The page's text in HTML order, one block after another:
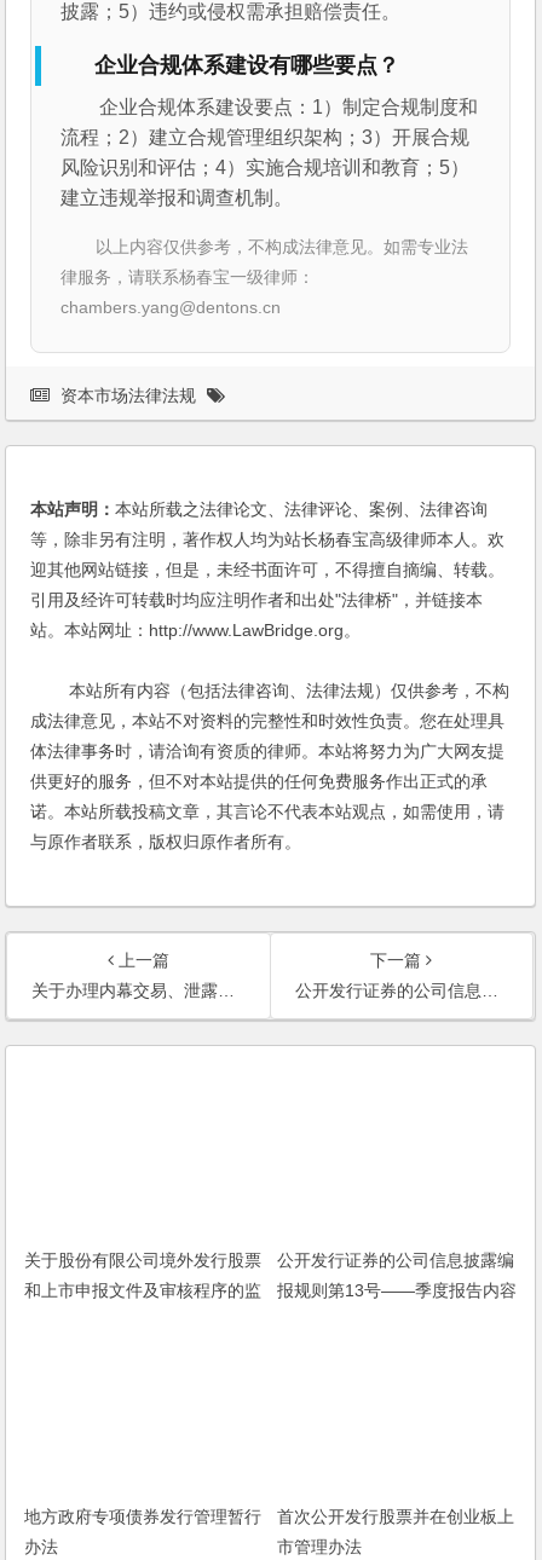
披露；5）违约或侵权需承担赔偿责任。
企业合规体系建设有哪些要点？
企业合规体系建设要点：1）制定合规制度和
流程；2）建立合规管理组织架构；3）开展合规
风险识别和评估；4）实施合规培训和教育；5）
建立违规举报和调查机制。
以上内容仅供参考，不构成法律意见。如需专业法
律服务，请联系杨春宝一级律师：
chambers.yang@dentons.cn
资本市场法律法规
本站声明：本站所载之法律论文、法律评论、案例、法律咨询
等，除非另有注明，著作权人均为站长杨春宝高级律师本人。欢
迎其他网站链接，但是，未经书面许可，不得擅自摘编、转载。
引用及经许可转载时均应注明作者和出处"法律桥"，并链接本
站。本站网址：http://www.LawBridge.org。
本站所有内容（包括法律咨询、法律法规）仅供参考，不构
成法律意见，本站不对资料的完整性和时效性负责。您在处理具
体法律事务时，请洽询有资质的律师。本站将努力为广大网友提
供更好的服务，但不对本站提供的任何免费服务作出正式的承
诺。本站所载投稿文章，其言论不代表本站观点，如需使用，请
与原作者联系，版权归原作者所有。
上一篇
关于办理内幕交易、泄露内幕信息刑事案件具体应用法律若干问题的解释
下一篇
公开发行证券的公司信息披露内容与格式准则第2号——年度报告的内容与格式（2012年修订）
关于股份有限公司境外发行股票
和上市申报文件及审核程序的监
公开发行证券的公司信息披露编
报规则第13号——季度报告内容
地方政府专项债券发行管理暂行
办法
首次公开发行股票并在创业板上
市管理办法